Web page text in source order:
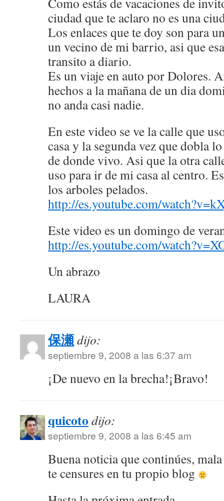
ciudad que te aclaro no es una
Los enlaces que te doy son para
un vecino de mi barrio, asi que
transito a diario.
Es un viaje en auto por Dolores.
hechos a la mañana de un dia
no anda casi nadie.
En este video se ve la calle que
casa y la segunda vez que dobla
de donde vivo. Asi que la otra
uso para ir de mi casa al centro.
los arboles pelados.
http://es.youtube.com/
Este video es un domingo de
http://es.youtube.com/
Un abrazo
LAURA
保瀬dijo:
septiembre 9, 2008 a las 6:37 am
¡De nuevo en la brecha!¡Bravo!
quicoto dijo:
septiembre 9, 2008 a las 6:45 am
Buena noticia que continúes,
te censures en tu propio blog